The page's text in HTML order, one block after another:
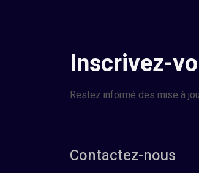
Inscrivez-
Restez informé des mise à
Contactez-nous